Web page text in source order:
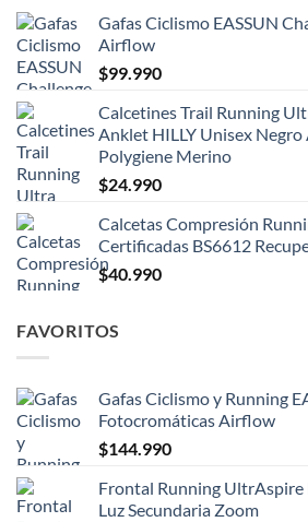
Gafas Ciclismo EASSUN
Airflow
$99.990
Calcetines Trail Running
Anklet HILLY Unisex
Polygiene Merino
$24.990
Calcetas Compresión
Certificadas BS6612
$40.990
FAVORITOS
Gafas Ciclismo y Running
Fotocromáticas Airflow
$144.990
Frontal Running UltrAspire
Luz Secundaria Zoom